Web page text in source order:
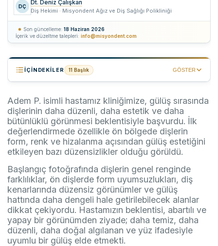
DÇ
Dt. Deniz Çalışkan
Diş Hekimi · Misyondent Ağız ve Diş Sağlığı Polikliniği
Son güncelleme: 18 Haziran 2026
İçerik ve düzeltme talepleri: info@misyondent.com
İÇINDEKILER 11 Başlık GÖSTER
02 Hastamızın Başlangıçtaki Beklentisi Neydi?
03 Başlangıç Fotoğrafında Neler Değerlendirildi?
04 Röntgen Değerlendirmesi Neden Yapıldı?
06 Neden 20 Lamina Kaplama Planlandı?
07 Lamina Kaplama Planlamasında Nelere Dikkat Edildi?
Tedavi Sonucunda Nasıl Bir Değişim Elde Edildi?
09 Bu Tedavi Süreci Kimler İçin Yol Gösterici Olabilir?
Adem P. isimli hastamız kliniğimize, gülüş sırasında
dişlerinin daha düzenli, daha estetik ve daha
bütünlüklü görünmesi beklentisiyle başvurdu. İlk
değerlendirmede özellikle ön bölgede dişlerin
form, renk ve hizalanma açısından gülüş estetiğini
etkileyen bazı düzensizlikler olduğu görüldü.
Başlangıç fotoğrafında dişlerin genel renginde
farklılıklar, ön dişlerde form uyumsuzlukları, diş
kenarlarında düzensiz görünümler ve gülüş
hattında daha dengeli hale getirilebilecek alanlar
dikkat çekiyordu. Hastamızın beklentisi, abartılı ve
yapay bir görünümden ziyade; daha temiz, daha
düzenli, daha doğal algılanan ve yüz ifadesiyle
uyumlu bir gülüş elde etmekti.